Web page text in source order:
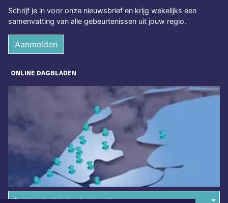
Schrijf je in voor onze nieuwsbrief en krijg wekelijks een
samenvatting van alle gebeurtenissen uit jouw regio.
Aanmelden
ONLINE DAGBLADEN
Overige dagbladen in de regio